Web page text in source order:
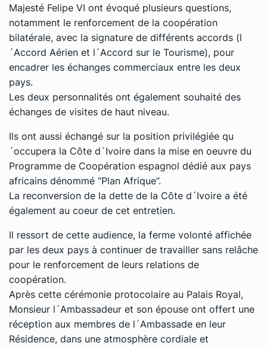
Majesté Felipe VI ont évoqué plusieurs questions,
notamment le renforcement de la coopération
bilatérale, avec la signature de différents accords (l
´Accord Aérien et l´Accord sur le Tourisme), pour
encadrer les échanges commerciaux entre les deux
pays.
Les deux personnalités ont également souhaité des
échanges de visites de haut niveau.
Ils ont aussi échangé sur la position privilégiée qu
´occupera la Côte d´Ivoire dans la mise en oeuvre du
Programme de Coopération espagnol dédié aux pays
africains dénommé “Plan Afrique”.
La reconversion de la dette de la Côte d´Ivoire a été
également au coeur de cet entretien.
Il ressort de cette audience, la ferme volonté affichée
par les deux pays à continuer de travailler sans relâche
pour le renforcement de leurs relations de
coopération.
Après cette cérémonie protocolaire au Palais Royal,
Monsieur l´Ambassadeur et son épouse ont offert une
réception aux membres de l´Ambassade en leur
Résidence, dans une atmosphère cordiale et